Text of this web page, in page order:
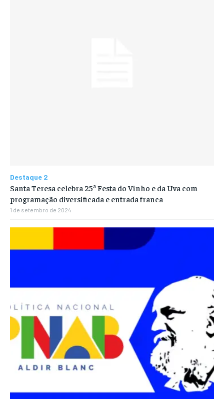
Destaque 2
Santa Teresa celebra 25ª Festa do Vinho e da Uva com
programação diversificada e entrada franca
1 de setembro de 2024